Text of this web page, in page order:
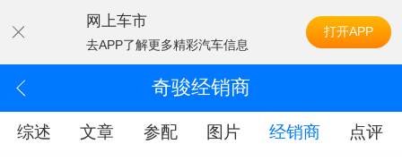
网上车市
去APP了解更多精彩汽车信息
打开APP
奇骏经销商
综述 文章 参配 图片 经销商 点评